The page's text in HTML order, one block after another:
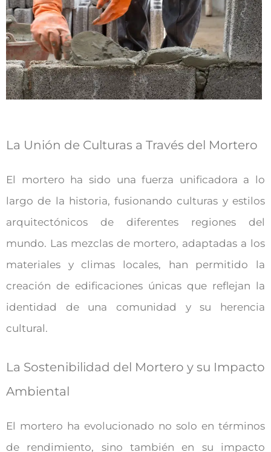
La Unión de Culturas a Través del Mortero
El mortero ha sido una fuerza unificadora a lo
largo de la historia, fusionando culturas y estilos
arquitectónicos de diferentes regiones del
mundo. Las mezclas de mortero, adaptadas a los
materiales y climas locales, han permitido la
creación de edificaciones únicas que reflejan la
identidad de una comunidad y su herencia
cultural.
La Sostenibilidad del Mortero y su Impacto
Ambiental
El mortero ha evolucionado no solo en términos
de rendimiento, sino también en su impacto